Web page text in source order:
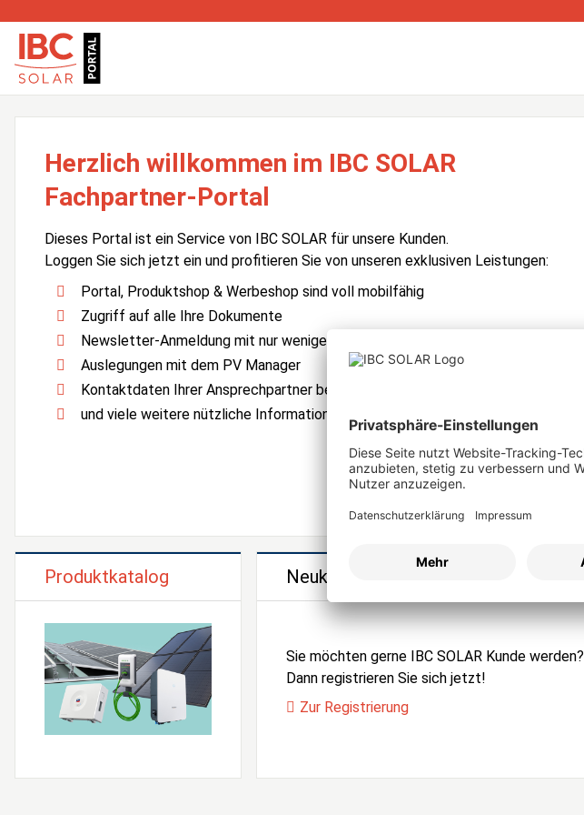
Herzlich willkommen im IBC SOLAR
Fachpartner-Portal
Dieses Portal ist ein Service von IBC SOLAR für unsere Kunden.
Loggen Sie sich jetzt ein und profitieren Sie von unseren exklusiven Leistungen:
Portal, Produktshop & Werbeshop sind voll mobilfähig
Zugriff auf alle Ihre Dokumente
Newsletter-Anmeldung mit nur wenigen Klicks
Auslegungen mit dem PV Manager
Kontaktdaten Ihrer Ansprechpartner bei IBC SOLAR
und viele weitere nützliche Informationen und Services
Produktkatalog Neukunden Registrierung
Sie möchten gerne IBC SOLAR Kunde werden?
Dann registrieren Sie sich jetzt!
Zur Registrierung